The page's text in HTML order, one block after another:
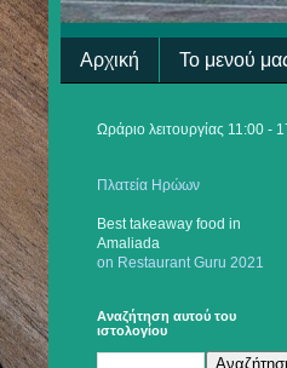
Αρχική Το μενού
Ωράριο λειτουργίας 11:00 -
Πλατεία Ηρώων
Best takeaway food in
Amaliada
on Restaurant Guru 2021
Αναζήτηση αυτού του
ιστολογίου